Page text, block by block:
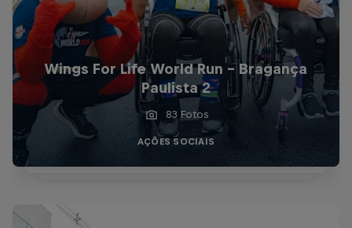
Wings For Life World Run - Bragança
Paulista 2
83 Fotos
AÇÕES SOCIAIS